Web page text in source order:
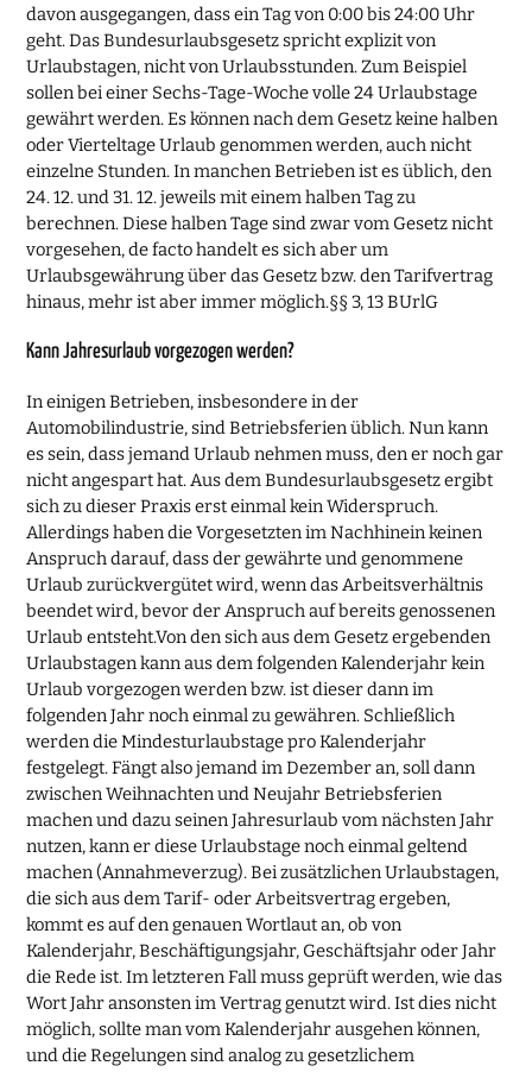
davon ausgegangen, dass ein Tag von 0:00 bis 24:00 Uhr
geht. Das Bundesurlaubsgesetz spricht explizit von
Urlaubstagen, nicht von Urlaubsstunden. Zum Beispiel
sollen bei einer Sechs-Tage-Woche volle 24 Urlaubstage
gewährt werden. Es können nach dem Gesetz keine halben
oder Vierteltage Urlaub genommen werden, auch nicht
einzelne Stunden. In manchen Betrieben ist es üblich, den
24. 12. und 31. 12. jeweils mit einem halben Tag zu
berechnen. Diese halben Tage sind zwar vom Gesetz nicht
vorgesehen, de facto handelt es sich aber um
Urlaubsgewährung über das Gesetz bzw. den Tarifvertrag
hinaus, mehr ist aber immer möglich.§§ 3, 13 BUrlG
Kann Jahresurlaub vorgezogen werden?
In einigen Betrieben, insbesondere in der
Automobilindustrie, sind Betriebsferien üblich. Nun kann
es sein, dass jemand Urlaub nehmen muss, den er noch gar
nicht angespart hat. Aus dem Bundesurlaubsgesetz ergibt
sich zu dieser Praxis erst einmal kein Widerspruch.
Allerdings haben die Vorgesetzten im Nachhinein keinen
Anspruch darauf, dass der gewährte und genommene
Urlaub zurückvergütet wird, wenn das Arbeitsverhältnis
beendet wird, bevor der Anspruch auf bereits genossenen
Urlaub entsteht.Von den sich aus dem Gesetz ergebenden
Urlaubstagen kann aus dem folgenden Kalenderjahr kein
Urlaub vorgezogen werden bzw. ist dieser dann im
folgenden Jahr noch einmal zu gewähren. Schließlich
werden die Mindesturlaubstage pro Kalenderjahr
festgelegt. Fängt also jemand im Dezember an, soll dann
zwischen Weihnachten und Neujahr Betriebsferien
machen und dazu seinen Jahresurlaub vom nächsten Jahr
nutzen, kann er diese Urlaubstage noch einmal geltend
machen (Annahmeverzug). Bei zusätzlichen Urlaubstagen,
die sich aus dem Tarif- oder Arbeitsvertrag ergeben,
kommt es auf den genauen Wortlaut an, ob von
Kalenderjahr, Beschäftigungsjahr, Geschäftsjahr oder Jahr
die Rede ist. Im letzteren Fall muss geprüft werden, wie das
Wort Jahr ansonsten im Vertrag genutzt wird. Ist dies nicht
möglich, sollte man vom Kalenderjahr ausgehen können,
und die Regelungen sind analog zu gesetzlichem